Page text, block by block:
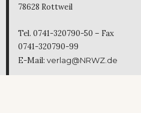
78628 Rottweil
Tel. 0741-320790-50 – Fax
0741-320790-99
E-Mail: verlag@NRWZ.de